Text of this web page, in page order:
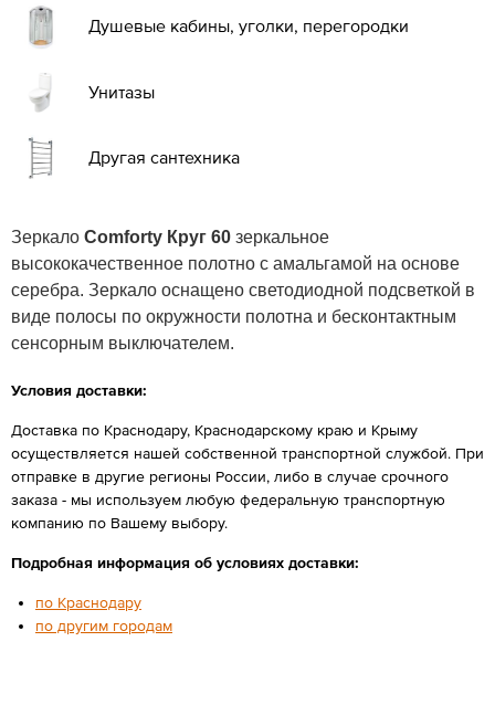
Душевые кабины, уголки, перегородки
Унитазы
Другая сантехника
Зеркало Comforty Круг 60 зеркальное
высококачественное полотно с амальгамой на основе
серебра. Зеркало оснащено светодиодной подсветкой в
виде полосы по окружности полотна и бесконтактным
сенсорным выключателем.
Условия доставки:
Доставка по Краснодару, Краснодарскому краю и Крыму
осуществляется нашей собственной транспортной службой. При
отправке в другие регионы России, либо в случае срочного
заказа - мы используем любую федеральную транспортную
компанию по Вашему выбору.
Подробная информация об условиях доставки:
по Краснодару
по другим городам